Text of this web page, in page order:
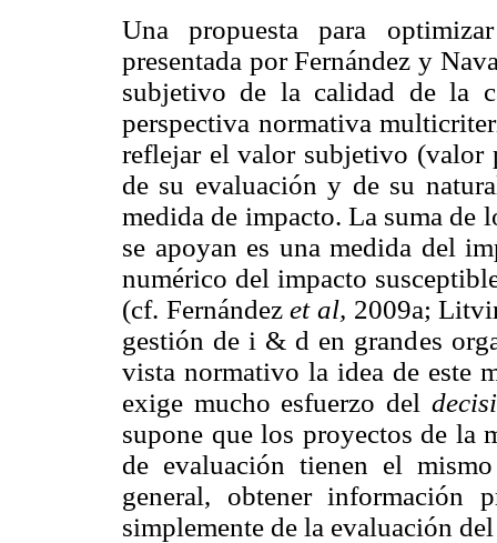
Una propuesta para
presentada por Fernández y
subjetivo de la calidad de la
perspectiva normativa
reflejar el valor subjetivo (valor
de su evaluación y de su
medida de impacto. La suma de
se apoyan es una medida del
numérico del impacto
(cf. Fernándezet al, 2009a;
gestión de i & d en grandes
vista normativo la idea de este
exige mucho esfuerzo del
supone que los proyectos de la
de evaluación tienen el
general, obtener información
simplemente de la evaluación